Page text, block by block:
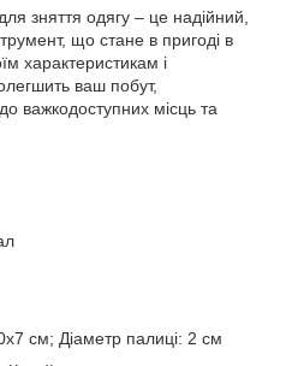
зняття одягу – це надійний,
що стане в пригоді в
характеристикам і
ваш побут,
важкодоступних місць та
см; Діаметр палиці: 2 см